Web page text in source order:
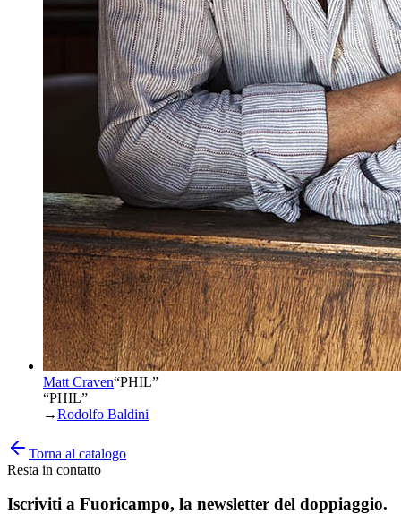
Matt Craven“PHIL”
“PHIL”
→Rodolfo Baldini
Torna al catalogo
Resta in contatto
Iscriviti a Fuoricampo, la newsletter del doppiaggio.